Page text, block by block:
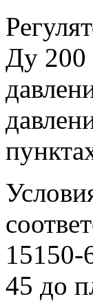
Ду 200
15150-
45 до